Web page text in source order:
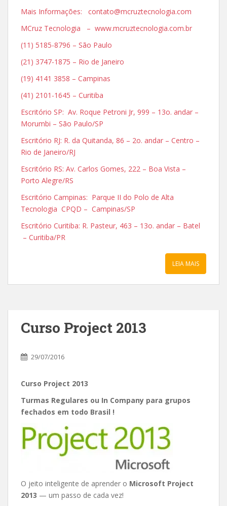
Mais Informações: contato@mcruztecnologia.com
MCruz Tecnologia – www.mcruztecnologia.com.br
(11) 5185-8796 – São Paulo
(21) 3747-1875 – Rio de Janeiro
(19) 4141 3858 – Campinas
(41) 2101-1645 – Curitiba
Escritório SP: Av. Roque Petroni Jr, 999 – 13o. andar –
Morumbi – São Paulo/SP
Escritório RJ: R. da Quitanda, 86 – 2o. andar – Centro –
Rio de Janeiro/RJ
Escritório RS: Av. Carlos Gomes, 222 – Boa Vista –
Porto Alegre/RS
Escritório Campinas: Parque II do Polo de Alta
Tecnologia CPQD – Campinas/SP
Escritório Curitiba: R. Pasteur, 463 – 13o. andar – Batel
– Curitiba/PR
LEIA MAIS
Curso Project 2013
29/07/2016
Curso Project 2013
Turmas Regulares ou In Company para grupos
fechados em todo Brasil !
O jeito inteligente de aprender o Microsoft Project
2013 — um passo de cada vez!